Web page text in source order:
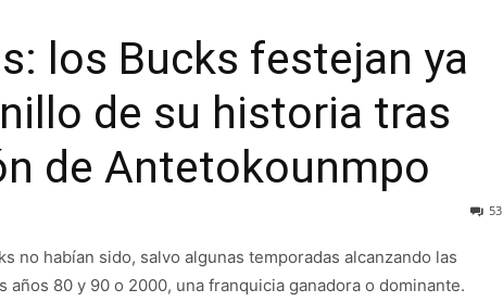
los Bucks festejan ya
de su historia tras
de Antetokounmpo
53
no habían sido, salvo algunas temporadas alcanzando las
80 y 90 o 2000, una franquicia ganadora o dominante.